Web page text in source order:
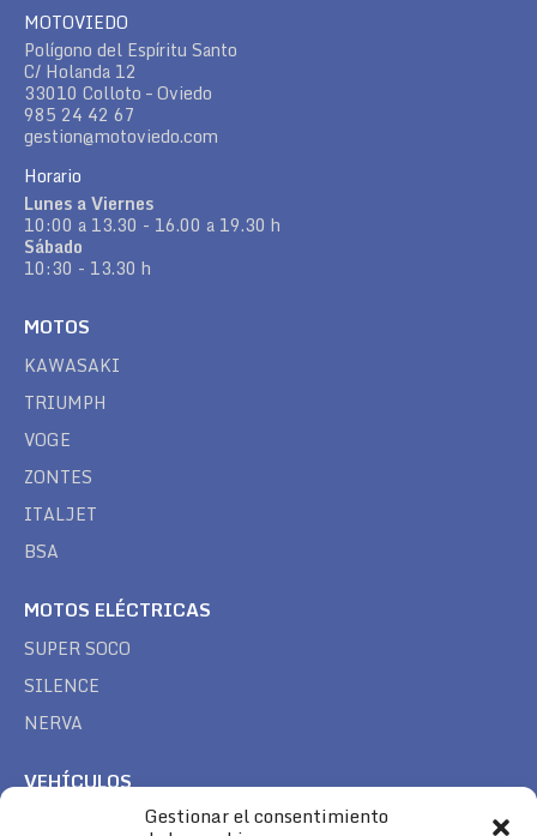
Gestionar el consentimiento
MOTOVIEDO
Polígono del Espíritu Santo
C/ Holanda 12
33010 Colloto – Oviedo
985 24 42 67
gestion@motoviedo.com
Horario
Lunes a Viernes
10:00 a 13.30 - 16.00 a 19.30 h
Sábado
10:30 - 13.30 h
MOTOS
KAWASAKI
TRIUMPH
VOGE
ZONTES
ITALJET
BSA
MOTOS ELÉCTRICAS
SUPER SOCO
SILENCE
NERVA
VEHÍCULOS